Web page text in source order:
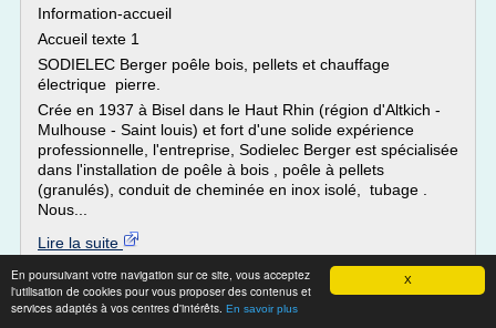
X
En poursuivant votre navigation sur ce site, vous acceptez
l'utilisation de cookies pour vous proposer des contenus et
services adaptés à vos centres d'intérêts. En savoir plus
Information-accueil
Accueil texte 1
SODIELEC Berger poêle bois, pellets et chauffage
électrique pierre.
Crée en 1937 à Bisel dans le Haut Rhin (région d'Altkich -
Mulhouse - Saint louis) et fort d'une solide expérience
professionnelle, l'entreprise, Sodielec Berger est spécialisée
dans l'installation de poêle à bois , poêle à pellets
(granulés), conduit de cheminée en inox isolé, tubage .
Nous...
Lire la suite
Site :http://www.sodielec-berger.fr